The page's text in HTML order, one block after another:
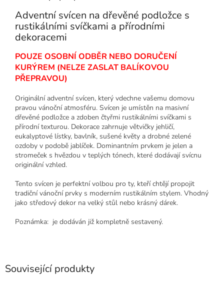
Související produkty
Adventní svícen na dřevěné podložce s
rustikálními svíčkami a přírodními
dekoracemi
POUZE OSOBNÍ ODBĚR NEBO DORUČENÍ
KURÝREM (NELZE ZASLAT BALÍKOVOU
PŘEPRAVOU)
Originální adventní svícen, který vdechne vašemu domovu
pravou vánoční atmosféru. Svícen je umístěn na masivní
dřevěné podložce a zdoben čtyřmi rustikálními svíčkami s
přírodní texturou. Dekorace zahrnuje větvičky jehličí,
eukalyptové lístky, bavlník, sušené květy a drobné zelené
ozdoby v podobě jablíček. Dominantním prvkem je jelen a
stromeček s hvězdou v teplých tónech, které dodávají svícnu
originální vzhled.
Tento svícen je perfektní volbou pro ty, kteří chtějí propojit
tradiční vánoční prvky s moderním rustikálním stylem. Vhodný
jako středový dekor na velký stůl nebo krásný dárek.
Poznámka: je dodáván již kompletně sestavený.